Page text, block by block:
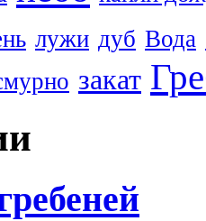
лужи дуб Вода
закат